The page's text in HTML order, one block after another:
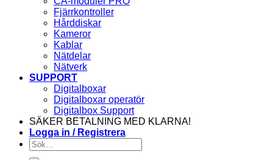
Fjärrkontroller
Hårddiskar
Kameror
Kablar
Nätdelar
Nätverk
SUPPORT
Digitalboxar
Digitalboxar operatör
Digitalbox Support
SÄKER BETALNING MED KLARNA!
Logga in / Registrera
Sök
efter: